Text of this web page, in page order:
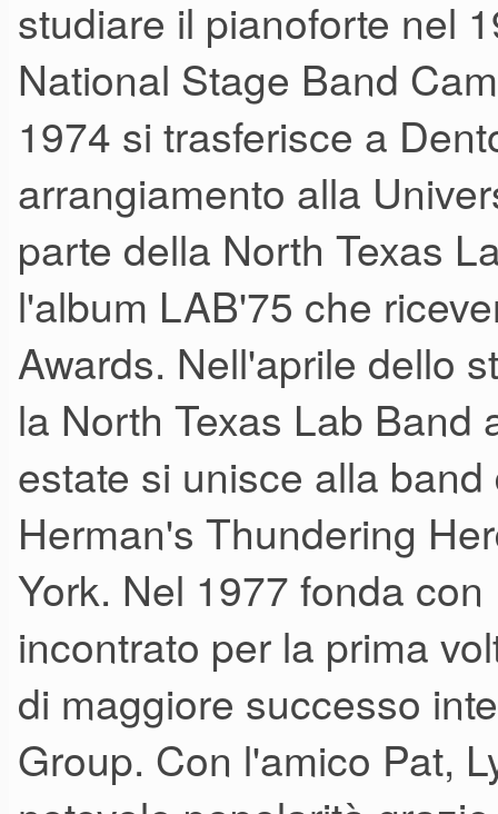
studiare il pianoforte nel
National Stage Band
1974 si trasferisce a
arrangiamento alla
parte della North Texas
l'album LAB'75 che
Awards. Nell'aprile dello
la North Texas Lab Band
estate si unisce alla
Herman's Thundering
York. Nel 1977 fonda
incontrato per la prima
di maggiore successo
Group. Con l'amico Pat,